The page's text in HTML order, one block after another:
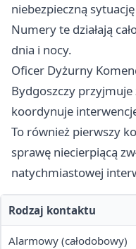
niebezpieczną
Numery te działają
dnia i nocy.
Oficer Dyżurny
Bydgoszczy przyjmuje
koordynuje
To również pierwszy
sprawę niecierpiącą
natychmiastowej
Rodzaj kontaktu
Alarmowy (całodobowy)